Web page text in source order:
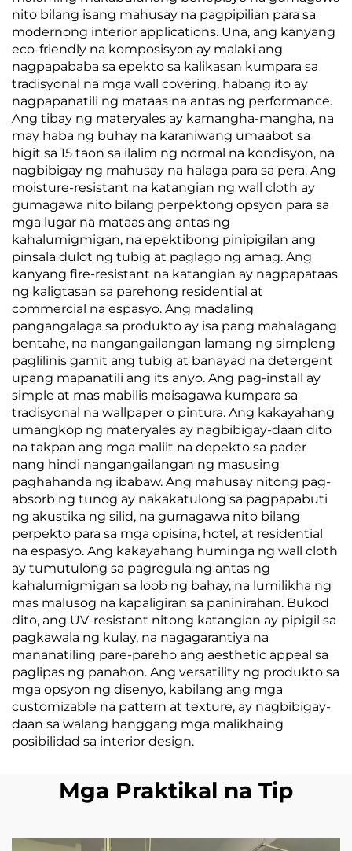
Nakakatigil ng Apoy,
Tagagawa, Hindi
Nakakawala ng Tela,
2.8 Metro
Sala, Koryidor, at Silid-
Tulugan
nito bilang isang mahusay na pagpipilian para sa
modernong interior applications. Una, ang kanyang
eco-friendly na komposisyon ay malaki ang
nagpapababa sa epekto sa kalikasan kumpara sa
tradisyonal na mga wall covering, habang ito ay
nagpapanatili ng mataas na antas ng performance.
Ang tibay ng materyales ay kamangha-mangha, na
may haba ng buhay na karaniwang umaabot sa
higit sa 15 taon sa ilalim ng normal na kondisyon, na
nagbibigay ng mahusay na halaga para sa pera. Ang
moisture-resistant na katangian ng wall cloth ay
gumagawa nito bilang perpektong opsyon para sa
mga lugar na mataas ang antas ng
kahalumigmigan, na epektibong pinipigilan ang
pinsala dulot ng tubig at paglago ng amag. Ang
kanyang fire-resistant na katangian ay nagpapataas
ng kaligtasan sa parehong residential at
commercial na espasyo. Ang madaling
pangangalaga sa produkto ay isa pang mahalagang
bentahe, na nangangailangan lamang ng simpleng
paglilinis gamit ang tubig at banayad na detergent
upang mapanatili ang its anyo. Ang pag-install ay
simple at mas mabilis maisagawa kumpara sa
tradisyonal na wallpaper o pintura. Ang kakayahang
umangkop ng materyales ay nagbibigay-daan dito
na takpan ang mga maliit na depekto sa pader
nang hindi nangangailangan ng masusing
paghahanda ng ibabaw. Ang mahusay nitong pag-
absorb ng tunog ay nakakatulong sa pagpapabuti
ng akustika ng silid, na gumagawa nito bilang
perpekto para sa mga opisina, hotel, at residential
na espasyo. Ang kakayahang huminga ng wall cloth
ay tumutulong sa pagregula ng antas ng
kahalumigmigan sa loob ng bahay, na lumilikha ng
mas malusog na kapaligiran sa paninirahan. Bukod
dito, ang UV-resistant nitong katangian ay pipigil sa
pagkawala ng kulay, na nagagarantiya na
mananatiling pare-pareho ang aesthetic appeal sa
paglipas ng panahon. Ang versatility ng produkto sa
mga opsyon ng disenyo, kabilang ang mga
customizable na pattern at texture, ay nagbibigay-
daan sa walang hanggang mga malikhaing
posibilidad sa interior design.
Mga Praktikal na Tip